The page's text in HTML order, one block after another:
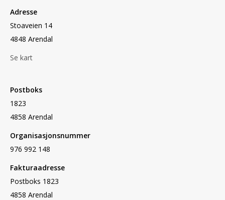
Adresse
Stoaveien 14
4848 Arendal
Se kart
Postboks
1823
4858 Arendal
Organisasjonsnummer
976 992 148
Fakturaadresse
Postboks 1823
4858 Arendal